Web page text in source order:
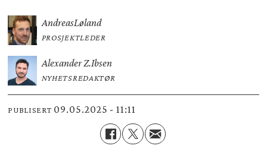
AndreasLøland
PROSJEKTLEDER
Alexander Z.Ibsen
NYHETSREDAKTØR
PUBLISERT 09.05.2025 - 11:11